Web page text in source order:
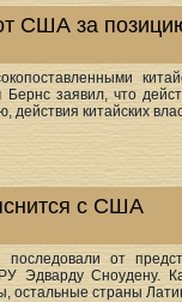
США за
заявил, что
китайских
с США
от
Эдварду Сноудену.
остальные страны